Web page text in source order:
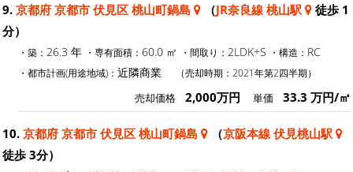
9. 京都府 京都市 伏見区 桃山町鍋島 （JR奈良線 桃山駅
徒歩 1
分）
・築： 26.3 年 ・専有面積： 60.0 ㎡ ・間取り： 2LDK+S ・構造： RC
・都市計画(用途地域)： 近隣商業 （売却時期：2021年第2四半期）
売却価格 2,000万円 単価 33.3 万円/㎡
10. 京都府 京都市 伏見区 桃山町鍋島 （京阪本線 伏見桃山駅
徒歩 3分）